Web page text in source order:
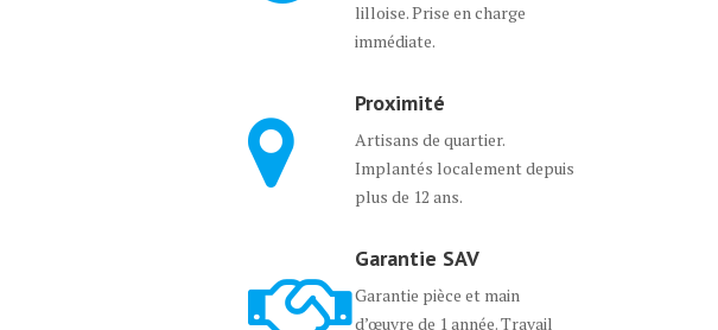
lilloise. Prise en charge
immédiate.
Proximité
Artisans de quartier.
Implantés localement depuis
plus de 12 ans.
Garantie SAV
Garantie pièce et main
d’œuvre de 1 année. Travail